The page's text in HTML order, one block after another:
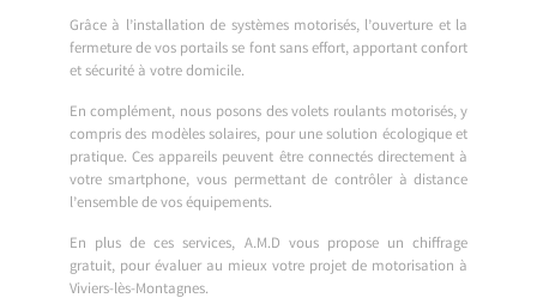
Grâce à l’installation de systèmes motorisés, l’ouverture et la
fermeture de vos portails se font sans effort, apportant confort
et sécurité à votre domicile.
En complément, nous posons des volets roulants motorisés, y
compris des modèles solaires, pour une solution écologique et
pratique. Ces appareils peuvent être connectés directement à
votre smartphone, vous permettant de contrôler à distance
l’ensemble de vos équipements.
En plus de ces services, A.M.D vous propose un chiffrage
gratuit, pour évaluer au mieux votre projet de motorisation à
Viviers-lès-Montagnes.